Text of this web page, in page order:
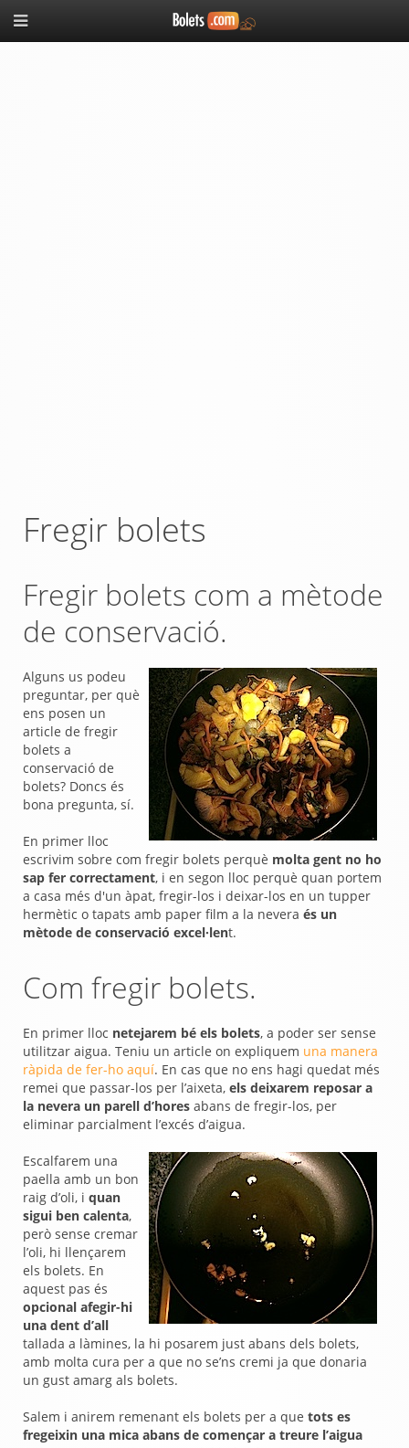
Fregir bolets
Fregir bolets com a mètode
de conservació.
Alguns us podeu
preguntar, per què
ens posen un
article de fregir
bolets a
conservació de
bolets? Doncs és
bona pregunta, sí.
En primer lloc
escrivim sobre com fregir bolets perquè molta gent no ho
sap fer correctament, i en segon lloc perquè quan portem
a casa més d'un àpat, fregir-los i deixar-los en un tupper
hermètic o tapats amb paper film a la nevera és un
mètode de conservació excel·lent.
Com fregir bolets.
En primer lloc netejarem bé els bolets, a poder ser sense
utilitzar aigua. Teniu un article on expliquem una manera
ràpida de fer-ho aquí. En cas que no ens hagi quedat més
remei que passar-los per l’aixeta, els deixarem reposar a
la nevera un parell d’hores abans de fregir-los, per
eliminar parcialment l’excés d’aigua.
Escalfarem una
paella amb un bon
raig d’oli, i quan
sigui ben calenta,
però sense cremar
l’oli, hi llençarem
els bolets. En
aquest pas és
opcional afegir-hi
una dent d’all
tallada a làmines, la hi posarem just abans dels bolets,
amb molta cura per a que no se’ns cremi ja que donaria
un gust amarg als bolets.
Salem i anirem remenant els bolets per a que tots es
fregeixin una mica abans de començar a treure l’aigua